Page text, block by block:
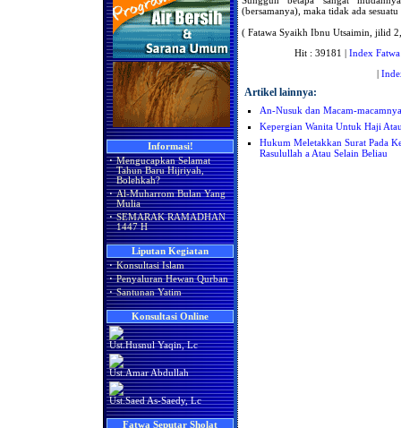
Informasi!
· Mengucapkan Selamat
Tahun Baru Hijriyah,
Bolehkah?
· Al-Muharrom Bulan Yang
Mulia
· SEMARAK RAMADHAN
1447 H
Liputan Kegiatan
· Konsultasi Islam
· Penyaluran Hewan Qurban
· Santunan Yatim
Konsultasi Online
Ust.Husnul Yaqin, Lc
Ust.Amar Abdullah
Ust.Saed As-Saedy, Lc
Fatwa Seputar Sholat
(bersamanya), maka tidak ada
( Fatawa Syaikh Ibnu Utsaimin, jilid
Hit : 39181 | Index Fatwa
|
Artikel lainnya:
An-Nusuk dan Macam-macamnya
Kepergian Wanita Untuk Haji
Hukum Meletakkan Surat Pada
Rasulullah a Atau Selain Beliau